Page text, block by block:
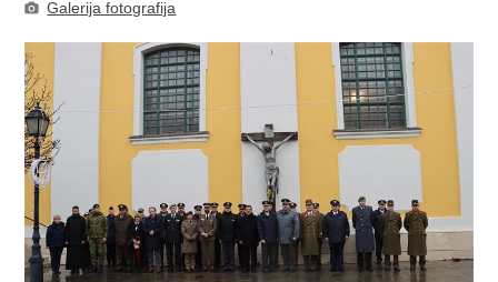
Galerija fotografija